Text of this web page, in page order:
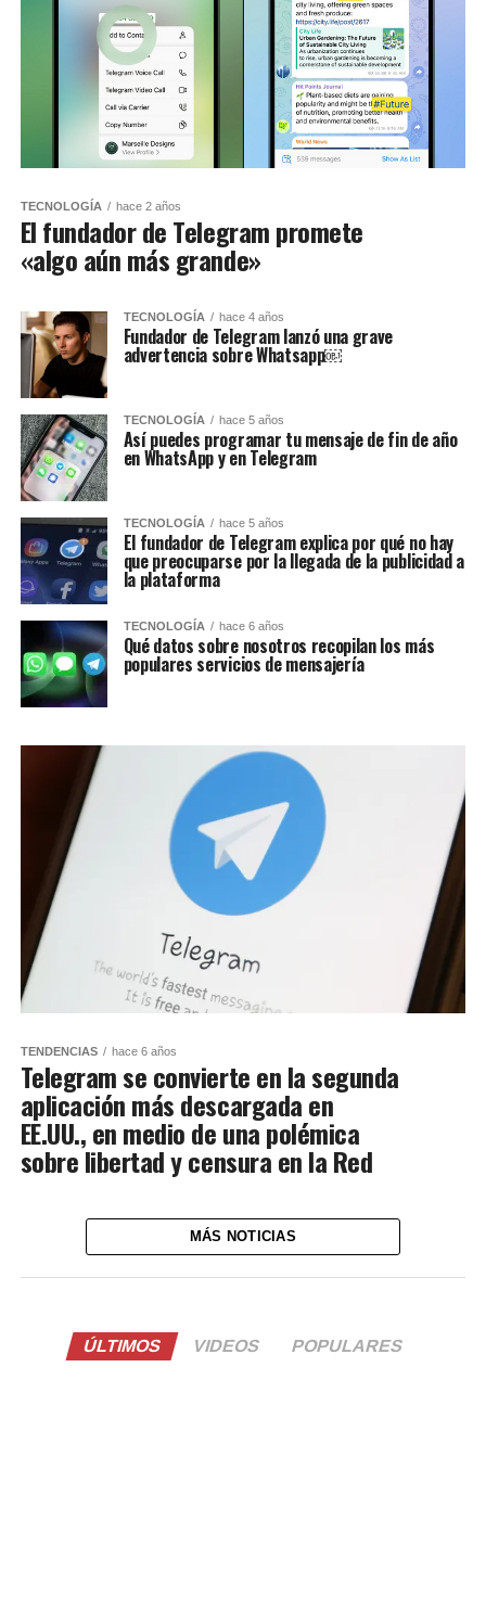
TECNOLOGÍA hace 2 años
El fundador de Telegram promete
«algo aún más grande»
TECNOLOGÍA hace 4 años
Fundador de Telegram lanzó una grave
advertencia sobre Whatsapp￼
TECNOLOGÍA hace 5 años
Así puedes programar tu mensaje de fin de año
en WhatsApp y en Telegram
TECNOLOGÍA hace 5 años
El fundador de Telegram explica por qué no hay
que preocuparse por la llegada de la publicidad a
la plataforma
TECNOLOGÍA hace 6 años
Qué datos sobre nosotros recopilan los más
populares servicios de mensajería
TENDENCIAS hace 6 años
Telegram se convierte en la segunda
aplicación más descargada en
EE.UU., en medio de una polémica
sobre libertad y censura en la Red
MÁS NOTICIAS
ÚLTIMOS VIDEOS POPULARES